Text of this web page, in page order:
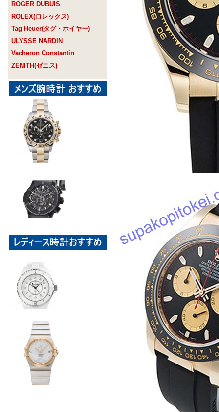
ROGER DUBUIS
ROLEX(ロレックス)
Tag Heuer(タグ・ホイヤー)
ULYSSE NARDIN
Vacheron Constantin
ZENITH(ゼニス)